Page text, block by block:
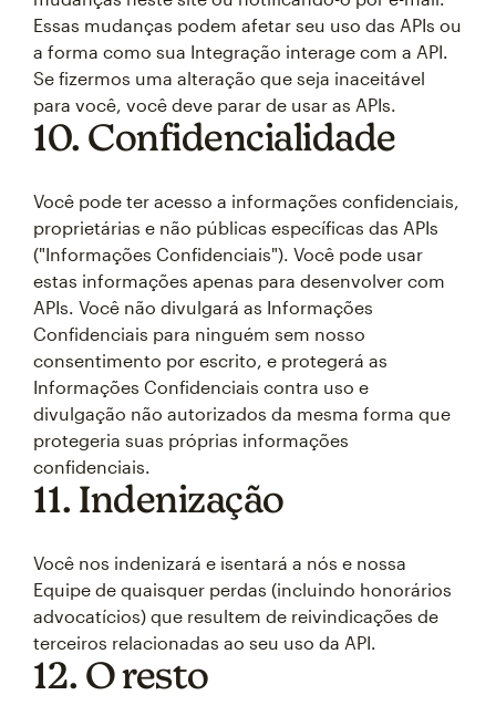
Essas mudanças podem afetar seu uso das APIs ou
a forma como sua Integração interage com a API.
Se fizermos uma alteração que seja inaceitável
para você, você deve parar de usar as APIs.
10. Confidencialidade
Você pode ter acesso a informações confidenciais,
proprietárias e não públicas específicas das APIs
("Informações Confidenciais"). Você pode usar
estas informações apenas para desenvolver com
APIs. Você não divulgará as Informações
Confidenciais para ninguém sem nosso
consentimento por escrito, e protegerá as
Informações Confidenciais contra uso e
divulgação não autorizados da mesma forma que
protegeria suas próprias informações
confidenciais.
11. Indenização
Você nos indenizará e isentará a nós e nossa
Equipe de quaisquer perdas (incluindo honorários
advocatícios) que resultem de reivindicações de
terceiros relacionadas ao seu uso da API.
12. O resto